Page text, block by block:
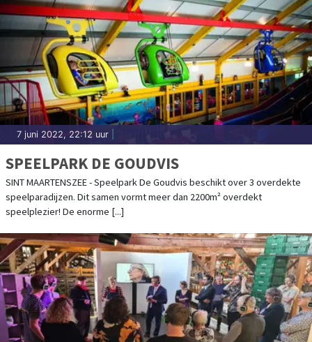
7 juni 2022, 22:12 uur
SPEELPARK DE GOUDVIS
SINT MAARTENSZEE - Speelpark De Goudvis beschikt over 3 overdekte
speelparadijzen. Dit samen vormt meer dan 2200m² overdekt
speelplezier! De enorme [...]